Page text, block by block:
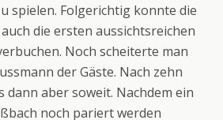
spielen. Folgerichtig konnte die
die ersten aussichtsreichen
Noch scheiterte man
der Gäste. Nach zehn
dann aber soweit. Nachdem ein
noch pariert werden